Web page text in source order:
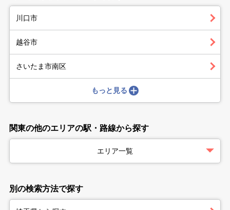
川口市
越谷市
さいたま市南区
もっと見る
関東の他のエリアの駅・路線から探す
エリア一覧
別の検索方法で探す